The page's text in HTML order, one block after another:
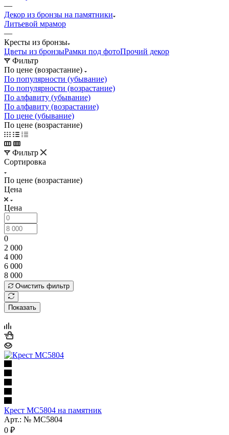
—
Декор из бронзы на памятники
Литьевой мрамор
—
Кресты из бронзы
Цветы из бронзыРамки под фотоПрочий декор
Фильтр
По цене (возрастание)
По популярности (убывание)
По популярности (возрастание)
По алфавиту (убывание)
По алфавиту (возрастание)
По цене (убывание)
По цене (возрастание)
Фильтр
Сортировка
По цене (возрастание)
Цена
Цена
0
2 000
4 000
6 000
8 000
Очистить фильтр
Показать
Крест МС5804 на памятник
Арт.: № МС5804
0 ₽